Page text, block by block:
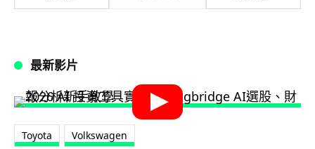
最新影片
Toyota Volkswagen